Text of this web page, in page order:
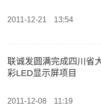
2011-12-21 13:54
联诚发圆满完成四川省
彩LED显示屏项目
2011-12-08 11:19